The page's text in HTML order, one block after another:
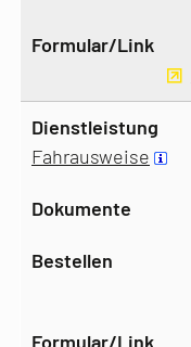
Fahrausweise